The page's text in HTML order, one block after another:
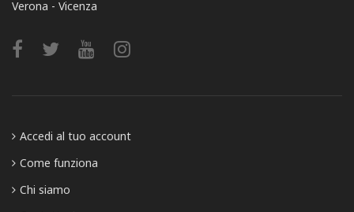
Verona
Vicenza
Accedi al tuo account
Come funziona
Chi siamo